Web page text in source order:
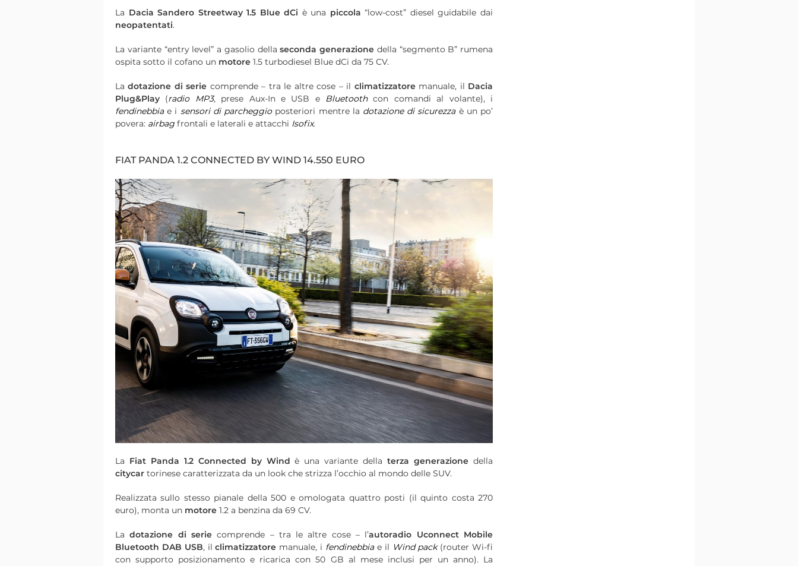
La Dacia Sandero Streetway 1.5 Blue dCi è una piccola“low-cost” diesel guidabile dai
neopatentati.
La variante “entry level” a gasolio dellaseconda generazione della “segmento B” rumena
ospita sotto il cofano un motore 1.5 turbodiesel Blue dCi da 75 CV.
Ladotazione di serie comprende – tra le altre cose – il climatizzatore manuale, il Dacia
Plug&Play (radio MP3, prese Aux-In e USB e Bluetoothcon comandi al volante), i
fendinebbiae i sensori di parcheggioposteriori mentre la dotazione di sicurezzaè un po’
povera: airbag frontali e laterali e attacchi Isofix.
FIAT PANDA 1.2 CONNECTED BY WIND 14.550 EURO
La Fiat Panda 1.2 Connected by Wind è una variante dellaterza generazione della
citycar torinese caratterizzata da un look che strizza l’occhio al mondo delle SUV.
Realizzata sullo stesso pianale della 500 e omologata quattro posti (il quinto costa 270
euro), monta un motore 1.2 a benzina da 69 CV.
Ladotazione di seriecomprende – tra le altre cose – l’autoradio Uconnect Mobile
Bluetooth DAB USB, ilclimatizzatore manuale, i fendinebbia e il Wind pack (router Wi-fi
con supporto posizionamento e ricarica con 50 GB al mese inclusi per un anno). La